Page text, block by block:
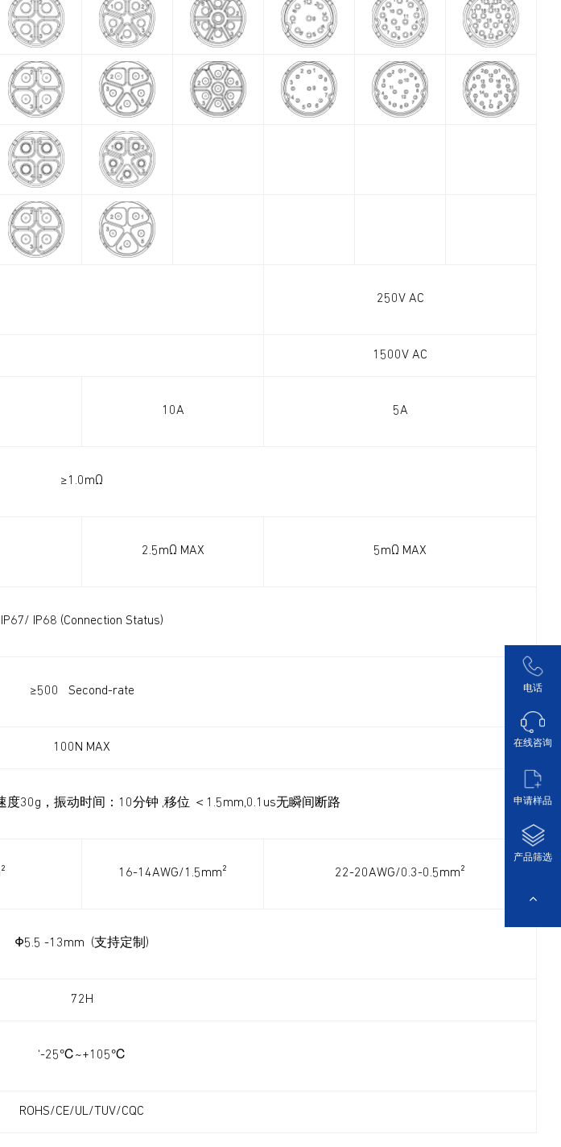
250V AC
1500V AC
10A 5A
≥1.0mΩ
2.5mΩ MAX 5mΩ MAX
IP67/ IP68 (Connection Status)
≥500 Second-rate
100N MAX
度30g，振动时间：10分钟 ,移位 ＜1.5mm,0.1us无瞬间断路
16-14AWG/1.5mm² 22-20AWG/0.3-0.5mm²
Φ5.5 -13mm (支持定制)
72H
‘-25℃~+105℃
ROHS/CE/UL/TUV/CQC
电话
在线咨询
申请样品
产品筛选